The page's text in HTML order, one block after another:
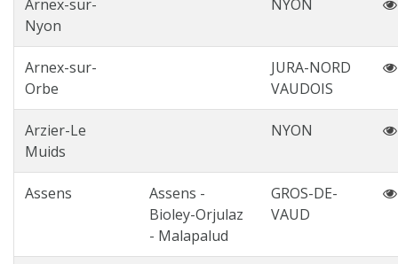
Arnex-sur-
Nyon
NYON
Arnex-sur-
Orbe
JURA-NORD
VAUDOIS
Arzier-Le
Muids
NYON
Assens
Assens -
Bioley-Orjulaz
- Malapalud
GROS-DE-
VAUD